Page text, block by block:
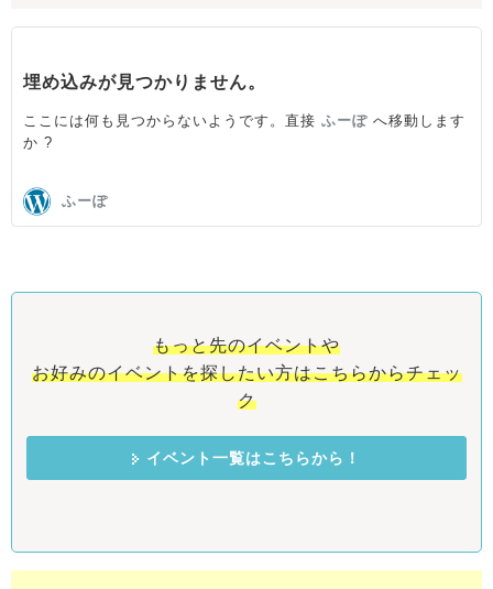
もっと先のイベントや
お好みのイベントを探したい方はこちらからチェッ
ク
イベント一覧はこちらから！